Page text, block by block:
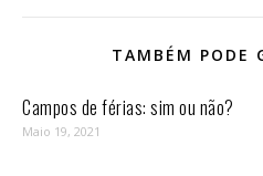
TAMBÉM PODE
Campos de férias: sim ou não?
Maio 19, 2021